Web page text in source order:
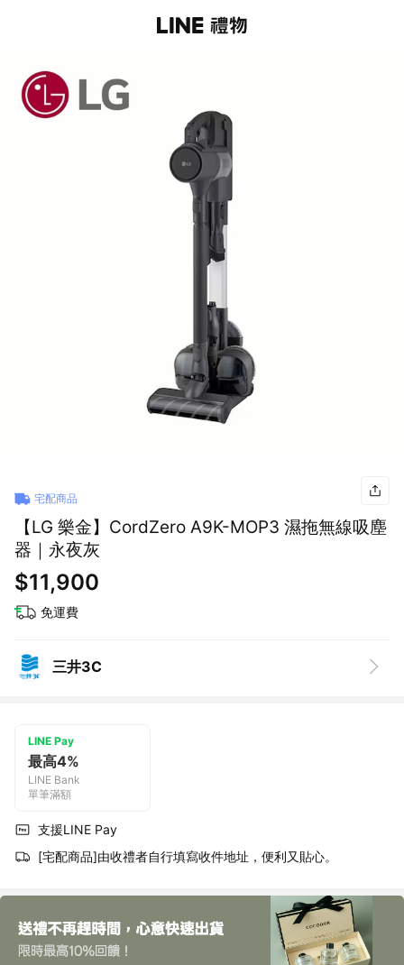
宅配商品
【LG 樂金】CordZero A9K-MOP3 濕拖無線吸塵
器｜永夜灰
$11,900
免運費
三井3C
LINE Pay
最高4%
LINE Bank
單筆滿額
支援LINE Pay
[宅配商品]由收禮者自行填寫收件地址，便利又貼心。